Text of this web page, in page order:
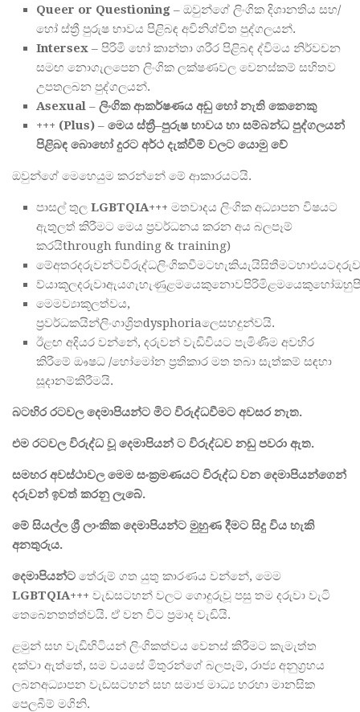
Queer or Questioning – ඔවුන්ගේ ලිංගික දිශානතිය සහ/
හෝ ස්ත්‍රී පුරුෂ භාවය පිළිබඳ අවිනිශ්චිත පුද්ගලයන්.
Intersex – පිරිමි හෝ කාන්තා ශරීර පිළිබඳ ද්විමය නිර්වචන
සමඟ නොගැලපෙන ලිංගික ලක්ෂණවල වෙනස්කම් සහිතව
උපතලබන පුද්ගලයන්.
Asexual – ලිංගික ආකර්ෂණය අඩු හෝ නැති කෙනෙකු
+++ (Plus) – මෙය ස්ත්‍–පුරුෂ භාවය හා සම්බන්ධ පුද්ගලයන්
පිළිබඳ බොහෝ දුරට අර්ථ දැක්වීම් වලට යොමු වේ
ඔවුන්ගේ මෙහෙයුම කරන්නේ මේ ආකාරයටයි.
පාසල් තුල LGBTQIA+++ මතවාදය ලිංගික අධ්‍යාපන විෂයට
ඇතුලත් කිරීමට මෙය ප්‍රවර්ධනය කරන අය බලපෑම්
කරයිthrough funding & training)
මෙමව්‍යාකූලත්වය,
ප්‍රවර්ධකයින්ලිංගාශ්‍රිතdysphoriaලෙසහදුන්වයි.
ඊළඟ අදියර වන්නේ, දරුවන් වැඩිවියට පැමිණීම අවහිර
කිරීමේ ඖෂධ /හෝමෝන ප්‍රතිකාර මත තබා සැත්කම් සඳහා
සූදානම්කිරීමයි.
බටහිර රටවල දෙමාපියන්ට මිට විරුද්ධවීමට අවසර නැත.
එම රටවල විරුද්ධ වූ දෙමාපියන් ට විරුද්ධව නඩු පවරා ඇත.
සමහර අවස්ථාවල මෙම සංක්‍රමණයට විරුද්ධ වන දෙමාපියන්ගෙන්
දරුවන් ඉවත් කරනු ලැබේ.
මේ සියල්ල ශ්‍ ලාංකික දෙමාපියන්ට මුහුණ දීමට සිදු විය හැකි
අනතුරුය.
දෙමාපියන්ට තේරුම් ගත යුතු කාරණය වන්නේ, මෙම
LGBTQIA+++ වැඩසටහන් වලට ගොදුරුවූ පසු තම දරුවා වැටි
තෙබෙනතත්ත්වයි. ඒ වන විට ප්‍රමාද වැඩියි.
ළමුන් සහ වැඩිහිටියන් ලිංගිකත්වය වෙනස් කිරීමට කැමැත්ත
දක්වා ඇත්තේ, සම වයසේ මිතුරන්ගේ බලපෑම්, රාජ්‍ය අනුග්‍රහය
ලබනඅධ්‍යාපන වැඩසටහන් සහ සමාජ මාධ්‍ය හරහා මානසික
පෙලබීම් මගිනි.